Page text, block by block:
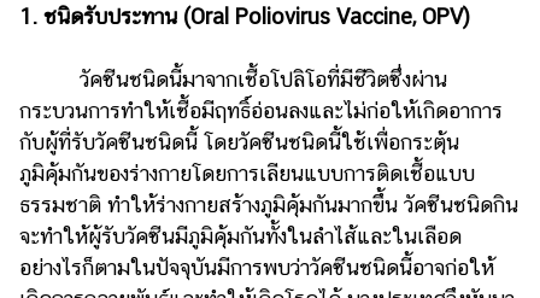
1. ชนิดรับประทาน (Oral Poliovirus Vaccine, OPV)
วัคซีนชนิดนี้มาจากเชื้อโปลิโอที่มีชีวิตซึ่งผ่าน
กระบวนการทำให้เชื้อมีฤทธิ์อ่อนลงและไม่ก่อให้เกิดอาการ
กับผู้ที่รับวัคซีนชนิดนี้ โดยวัคซีนชนิดนี้ใช้เพื่อกระตุ้น
ภูมิคุ้มกันของร่างกายโดยการเลียนแบบการติดเชื้อแบบ
ธรรมชาติ ทำให้ร่างกายสร้างภูมิคุ้มกันมากขึ้น วัคซีนชนิดกิน
จะทำให้ผู้รับวัคซีนมีภูมิคุ้มกันทั้งในลำไส้และในเลือด
อย่างไรก็ตามในปัจจุบันมีการพบว่าวัคซีนชนิดนี้อาจก่อให้